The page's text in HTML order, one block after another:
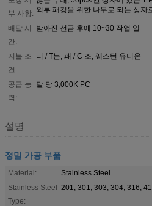
부 사항: 외부 패킹을 위한 나무로 되는 상자
배달 시
간:
받아진 선금 후에 10~30 작업 일
지불 조
건:
티 / T는, 패 / C 조, 웨스턴 유니온
공급 능
력:
달 당 3,000K PC
설명
정밀 가공 부품
Material:
Stainless Steel
Stainless Steel
Type:
201, 301, 303, 304, 316,